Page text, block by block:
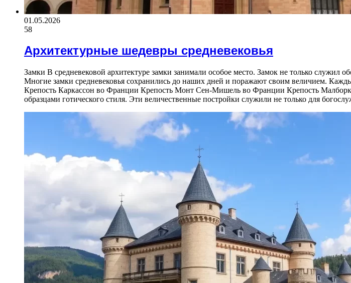
01.05.2026
58
Архитектурные шедевры средневековья
Замки В средневековой архитектуре замки занимали особое место. Замок не только служил
Многие замки средневековья сохранились до наших дней и поражают своим величием.
Крепость Каркассон во Франции Крепость Монт Сен-Мишель во Франции Крепость
образцами готического стиля. Эти величественные постройки служили не только для